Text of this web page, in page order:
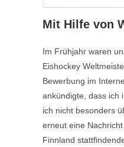
Mit Hilfe von
Im Frühjahr waren
Eishockey
Bewerbung im
ankündigte, dass ich
ich nicht besonders
erneut eine
Finnland